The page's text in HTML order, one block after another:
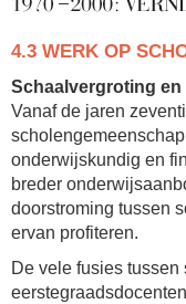
4.3 WERK OP
Schaalvergroting
Vanaf de jaren
onderwijskundig en
breder
doorstroming tussen
ervan profiteren.
De vele fusies